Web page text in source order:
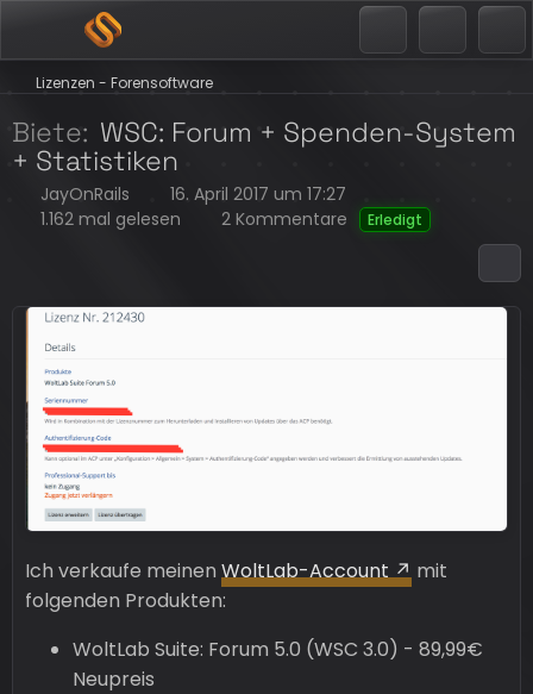
Lizenzen - Forensoftware
Biete WSC: Forum + Spenden-System
+ Statistiken
JayOnRails
16. April 2017 um 17:27
1.162 mal gelesen
2 Kommentare Erledigt
Ich verkaufe meinen WoltLab-Account
mit
folgenden Produkten:
WoltLab Suite: Forum 5.0 (WSC 3.0) - 89,99€
Neupreis